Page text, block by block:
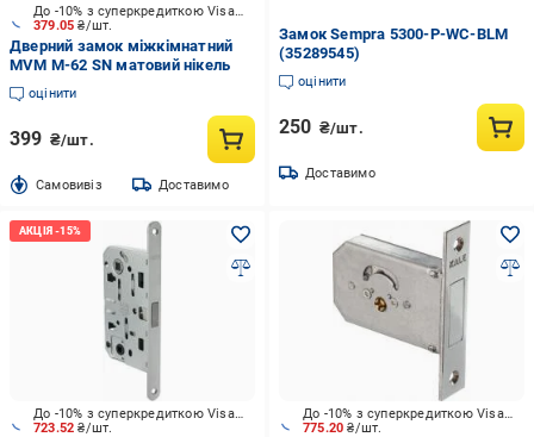
379.05₴/шт.
До -10% з суперкредиткою Visa Вигода
Дверний замок міжкімнатний
MVM M-62 SN матовий нікель
оцінити
399 ₴/шт.
Cамовивіз Доставимо
Замок Sempra 5300-P-WC-BLM
(35289545)
оцінити
250 ₴/шт.
Доставимо
723.52₴/шт.
До -10% з суперкредиткою Visa Вигода
775.20₴/шт.
До -10% з суперкредиткою Visa Вигода